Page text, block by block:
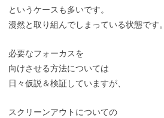
というケースも多いです。
漫然と取り組んでしまっている状態です。
必要なフォーカスを
向けさせる方法については
日々仮説＆検証していますが、
スクリーンアウトについての